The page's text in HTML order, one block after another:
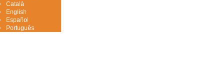
Català
English
Español
Português